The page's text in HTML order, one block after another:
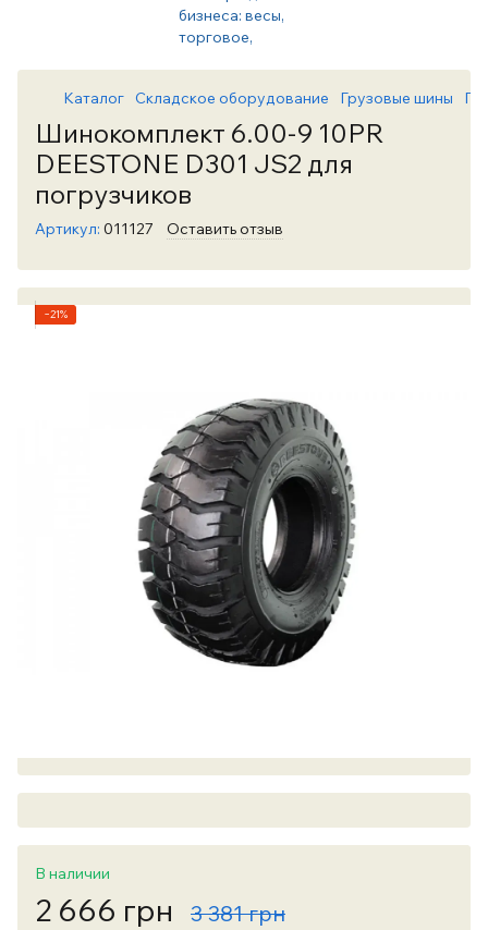
Каталог Складское оборудование Грузовые шины
Шинокомплект 6.00-9 10PR
DEESTONE D301 JS2 для
погрузчиков
Артикул: 011127 Оставить отзыв
−21%
В наличии
2 666 грн 3 381 грн